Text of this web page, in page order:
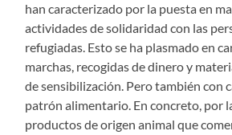
han caracterizado por la puesta en
actividades de solidaridad con las
refugiadas. Esto se ha plasmado en
marchas, recogidas de dinero y
de sensibilización. Pero también con
patrón alimentario. En concreto, por
productos de origen animal que